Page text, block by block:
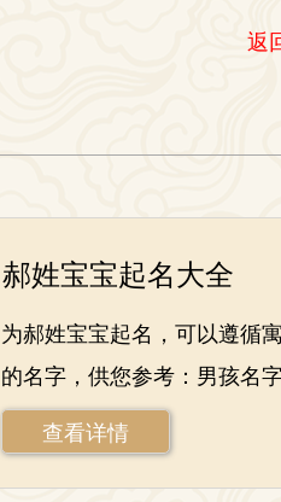
返
郝姓宝宝起名大全
为郝姓宝宝起名，可以遵循
的名字，供您参考：男孩名
查看详情